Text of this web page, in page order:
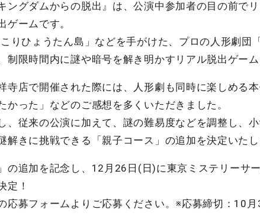
ングダムからの脱出』は、公演中参加者の目の前で
ゲームです。
りひょうたん島」などを手がけた、プロの人形劇団
制限時間内に謎や暗号を解き明かすリアル脱出ゲー
寺店で開催された際には、人形劇も同時に楽しめる
かった」などのご感想を多くいただきました。
、従来の公演に加えて、謎の難易度などを調整し、
解きに挑戦できる「親子コース」の追加を決定いた
の追加を記念し、12月26日(日)に東京ミステリーサ
定！
応募フォームよりご応募ください。※応募締切：10